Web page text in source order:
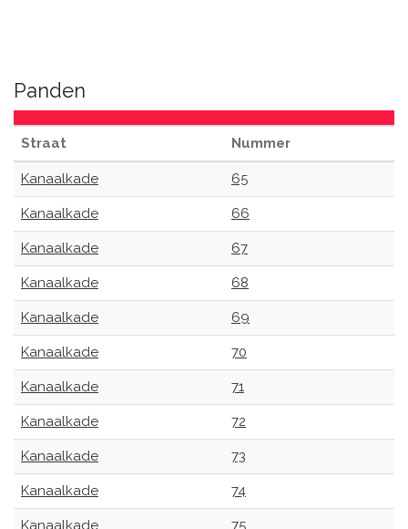
Panden
Straat Nummer
Kanaalkade 65
Kanaalkade 66
Kanaalkade 67
Kanaalkade 68
Kanaalkade 69
Kanaalkade 70
Kanaalkade 71
Kanaalkade 72
Kanaalkade 73
Kanaalkade 74
Kanaalkade 75